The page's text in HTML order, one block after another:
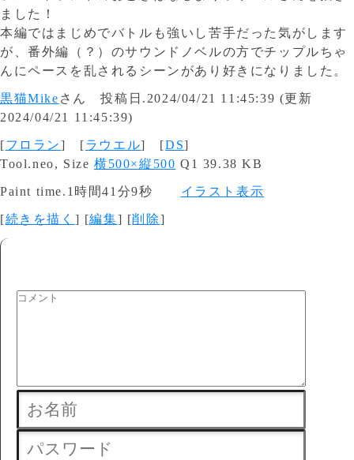
ました！
本編ではまじめでバトルも強いし苦手だった気がします
が、番外編（？）のサウンドノベルの方でチップルちゃ
んにペースを乱されるシーンがあり好きになりました。
黒猫Mike さん 投稿日.2024/04/21 11:45:39 (更新
2024/04/21 11:45:39)
[フロラン] [ラウエル] [DS]
Tool.neo, Size 横500×縦500 Q1 39.38 KB
Paint time.1時間41分9秒 イラスト表示
[続きを描く ] [編集] [削除]